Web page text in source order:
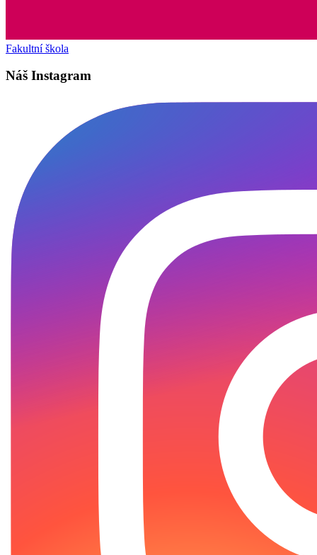
Fakultní škola
Náš Instagram